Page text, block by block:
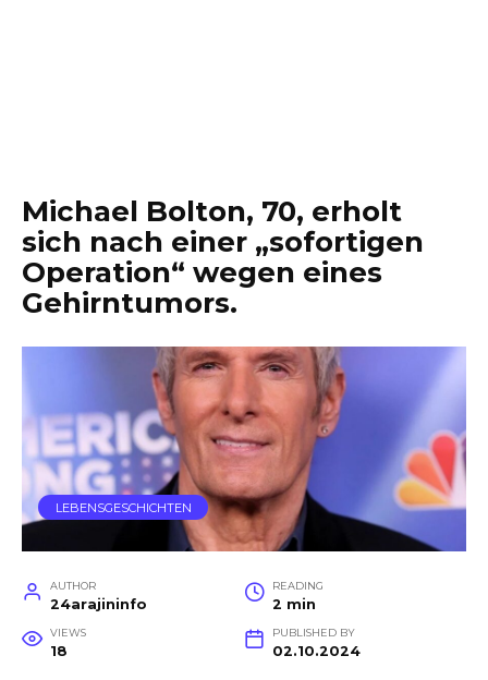
Michael Bolton, 70, erholt
sich nach einer „sofortigen
Operation“ wegen eines
Gehirntumors.
LEBENSGESCHICHTEN
AUTHOR
24arajininfo
READING
2 min
VIEWS
18
PUBLISHED BY
02.10.2024